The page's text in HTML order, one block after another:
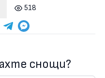
518
гледания
снощи?